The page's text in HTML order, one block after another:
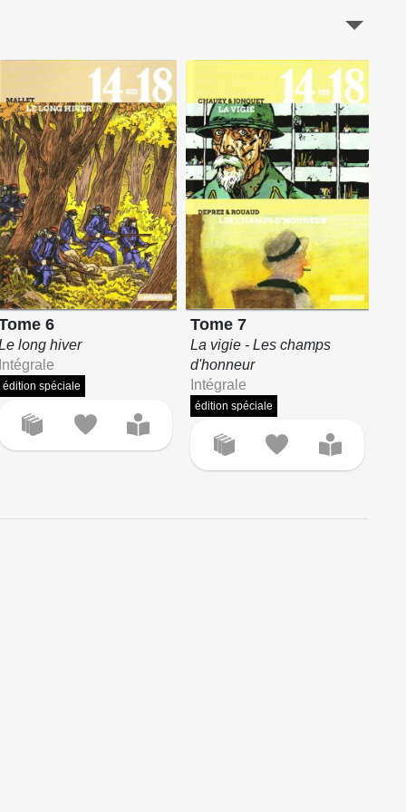
6
long hiver
Intégrale
édition spéciale
Tome 7
La vigie - Les champs
d'honneur
Intégrale
édition spéciale